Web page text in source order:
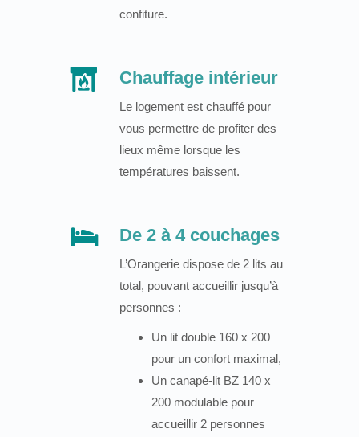
confiture.
Chauffage intérieur
Le logement est chauffé pour
vous permettre de profiter des
lieux même lorsque les
températures baissent.
De 2 à 4 couchages
L’Orangerie dispose de 2 lits au
total, pouvant accueillir jusqu’à
personnes :
Un lit double 160 x 200
pour un confort maximal,
Un canapé-lit BZ 140 x
200 modulable pour
accueillir 2 personnes